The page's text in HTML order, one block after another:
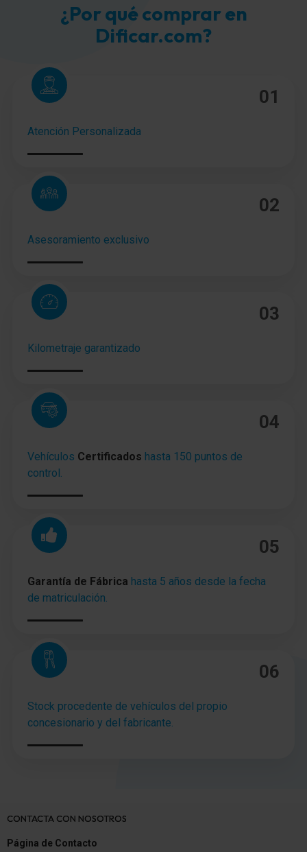
¿Por qué comprar en
Dificar.com?
01
Atención Personalizada
02
Asesoramiento exclusivo
03
Kilometraje garantizado
04
Vehículos Certificados hasta 150 puntos de
control.
05
Garantía de Fábrica hasta 5 años desde la fecha
de matriculación.
06
Stock procedente de vehículos del propio
concesionario y del fabricante.
CONTACTA CON NOSOTROS
Página de Contacto